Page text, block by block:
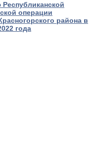
операции
района в
года